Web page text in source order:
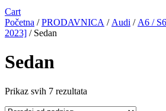
Cart
Početna /PRODAVNICA / Audi / A6 /
2023] / Sedan
Sedan
Prikaz svih 7 rezultata